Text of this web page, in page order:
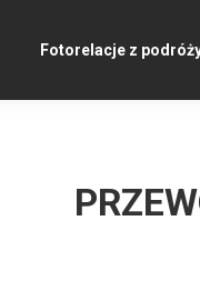
Fotorelacje z